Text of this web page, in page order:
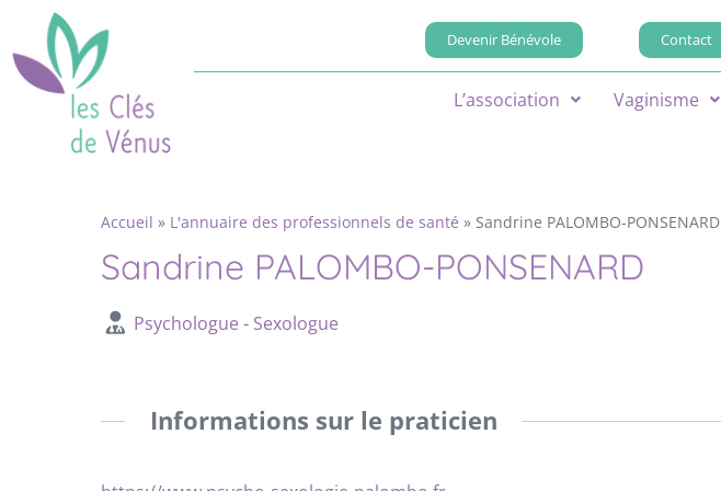
Devenir Bénévole Contact
L’association Vaginisme
Accueil » L'annuaire des professionnels de santé » Sandrine PALOMBO-PONSENARD
Sandrine PALOMBO-PONSENARD
Psychologue - Sexologue
Informations sur le praticien